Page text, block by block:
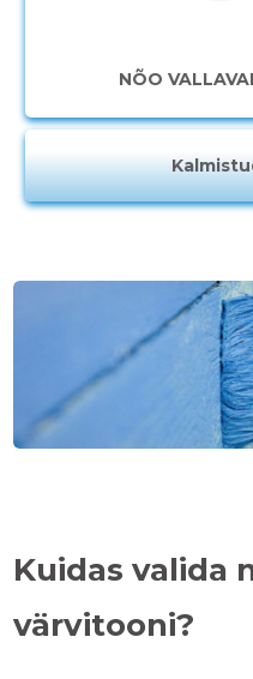
NÕO
Kuidas valida
värvitooni?